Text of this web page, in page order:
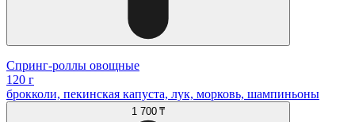
Спринг-роллы овощные
120 г
брокколи, пекинская капуста, лук, морковь, шампиньоны
1 700 ₸